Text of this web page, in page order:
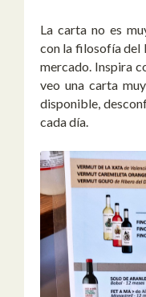
La carta no es
con la filosofía del
mercado. Inspira
veo una carta
disponible,
cada día.